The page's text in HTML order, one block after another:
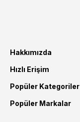
Hakkımızda
Hızlı Erişim
Popüler Kategoriler
Popüler Markalar